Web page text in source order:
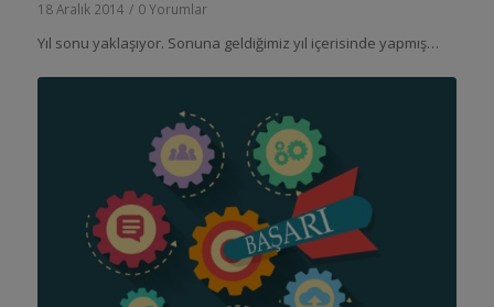
18 Aralık 2014 / 0 Yorumlar
Yıl sonu yaklaşıyor. Sonuna geldiğimiz yıl içerisinde yapmış…